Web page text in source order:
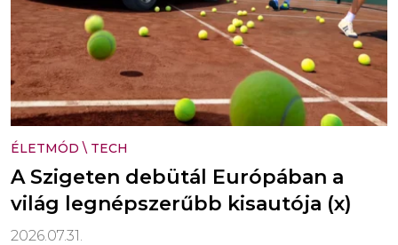
ÉLETMÓD \ TECH
A Szigeten debütál Európában a
világ legnépszerűbb kisautója (x)
2026.07.31.